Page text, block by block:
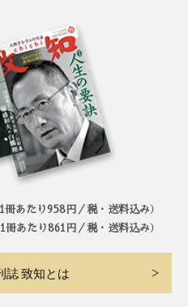
あたり958円／税・送料込み）
あたり861円／税・送料込み）
誌 致知とは